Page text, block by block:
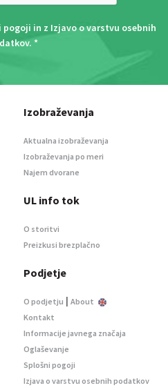
pogoji in z Izjavo o varstvu osebnih
. *
Izobraževanja
Aktualna izobraževanja
Izobraževanja po meri
Najem dvorane
UL info tok
O storitvi
Preizkusi brezplačno
Podjetje
O podjetju | About
Kontakt
Informacije javnega značaja
Oglaševanje
Splošni pogoji
Izjava o varstvu osebnih podatkov